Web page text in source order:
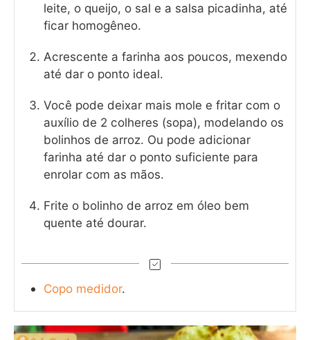
leite, o queijo, o sal e a salsa picadinha, até
ficar homogêneo.
Acrescente a farinha aos poucos, mexendo
até dar o ponto ideal.
Você pode deixar mais mole e fritar com o
auxílio de 2 colheres (sopa), modelando os
bolinhos de arroz. Ou pode adicionar
farinha até dar o ponto suficiente para
enrolar com as mãos.
Frite o bolinho de arroz em óleo bem
quente até dourar.
Copo medidor.